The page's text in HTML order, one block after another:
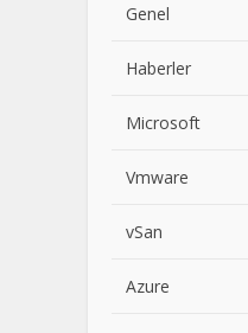
Genel
Haberler
Microsoft
Vmware
vSan
Azure